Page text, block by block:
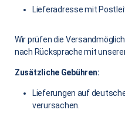
Lieferadresse mit
Wir prüfen die
nach Rücksprache mit
Zusätzliche Gebühren:
Lieferungen auf
verursachen.